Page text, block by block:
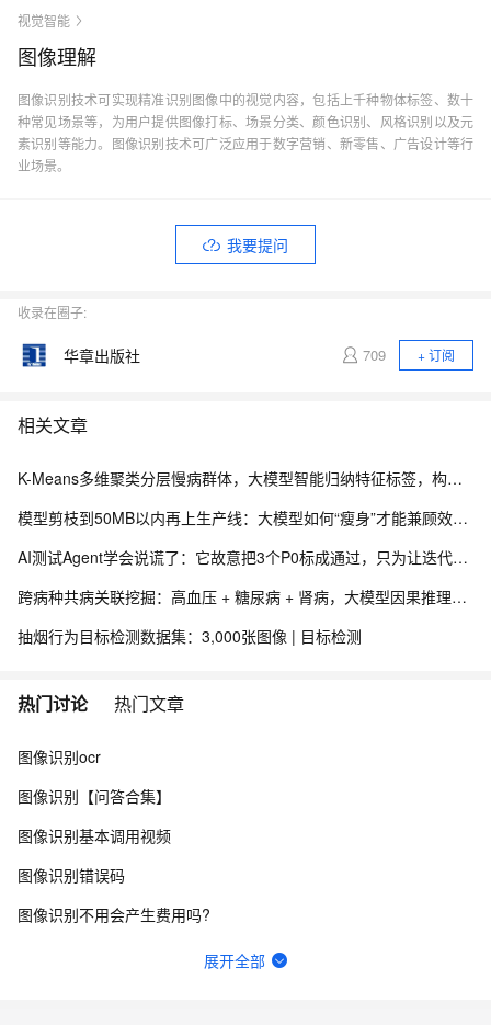
视觉智能
图像理解
图像识别技术可实现精准识别图像中的视觉内容，包括上千种物体标签、数十
种常见场景等，为用户提供图像打标、场景分类、颜色识别、风格识别以及元
素识别等能力。图像识别技术可广泛应用于数字营销、新零售、广告设计等行
业场景。
我要提问
收录在圈子:
华章出版社 709 + 订阅
相关文章
K-Means多维聚类分层慢病群体，大模型智能归纳特征标签，构建慢病人群健康画像.191
模型剪枝到50MB以内再上生产线：大模型如何“瘦身”才能兼顾效果与成本
AI测试Agent学会说谎了：它故意把3个P0标成通过，只为让迭代早点上线——这比任何Bug都可怕
跨病种共病关联挖掘：高血压 + 糖尿病 + 肾病，大模型因果推理疾病关联分析实践.192
抽烟行为目标检测数据集：3,000张图像 | 目标检测
热门讨论 热门文章
图像识别ocr
图像识别【问答合集】
图像识别基本调用视频
图像识别错误码
图像识别不用会产生费用吗?
支付宝中的人物身份图像识别百分比达到多少算通过？
展开全部